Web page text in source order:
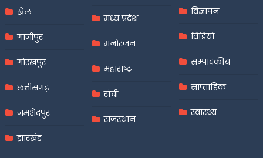
खेल
गाजीपुर
गोरखपुर
छत्तीसगढ़
जमशेदपुर
झारखंड
मध्य प्रदेश
मनोरंजन
महाराष्ट्र
रांची
राजस्थान
विज्ञापन
विडियो
सम्पादकीय
साप्ताहिक
स्वास्थ्य